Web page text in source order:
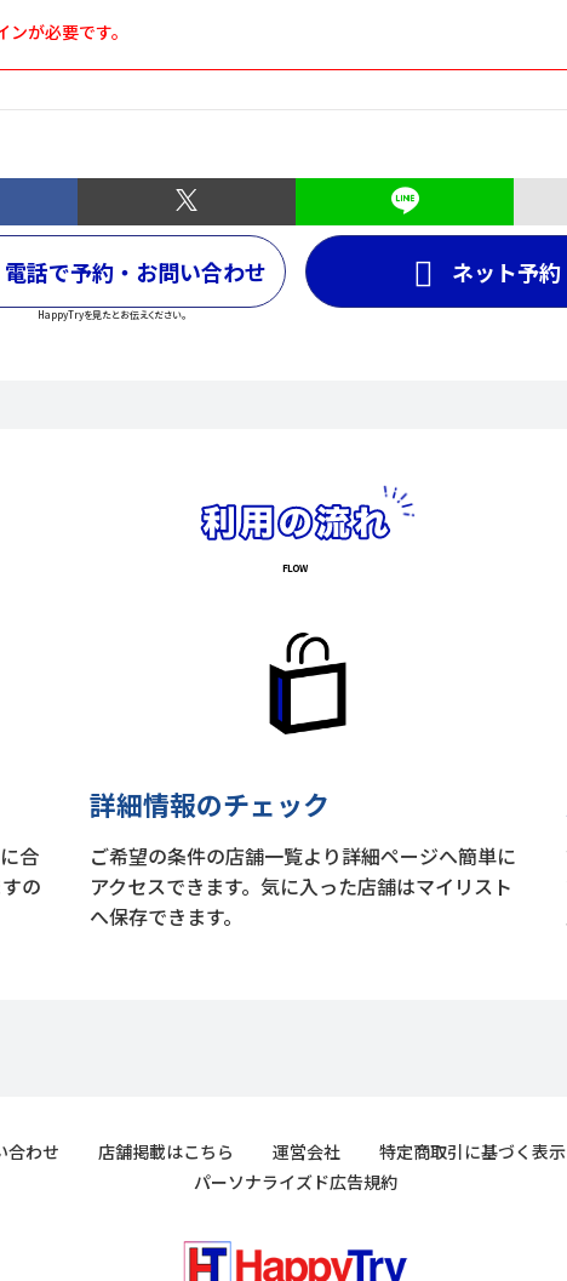
が必要です。
ネット予約
電話で予約・お問い合わせ
HappyTryを見たとお伝えください。
合
の
詳細情報のチェック
ご希望の条件の店舗一覧より詳細ページへ簡単に
アクセスできます。気に入った店舗はマイリスト
へ保存できます。
合わせ 店舗掲載はこちら 運営会社
特定商取引に基づく表示
パーソナライズド広告規約